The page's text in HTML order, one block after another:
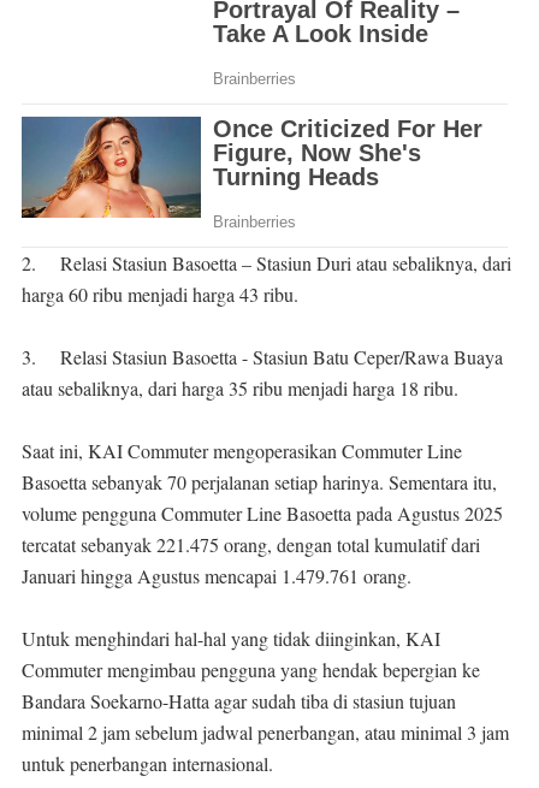
2.
Relasi Stasiun Basoetta – Stasiun Duri atau sebaliknya, dari
harga 60 ribu menjadi harga 43 ribu.
3.
Relasi Stasiun Basoetta - Stasiun Batu Ceper/Rawa Buaya
atau sebaliknya, dari harga 35 ribu menjadi harga 18 ribu.
Saat ini, KAI Commuter mengoperasikan Commuter Line
Basoetta sebanyak 70 perjalanan setiap harinya. Sementara itu,
volume pengguna Commuter Line Basoetta pada Agustus 2025
tercatat sebanyak 221.475 orang, dengan total kumulatif dari
Januari hingga Agustus mencapai 1.479.761 orang.
Untuk menghindari hal-hal yang tidak diinginkan, KAI
Commuter mengimbau pengguna yang hendak bepergian ke
Bandara Soekarno-Hatta agar sudah tiba di stasiun tujuan
minimal 2 jam sebelum jadwal penerbangan, atau minimal 3 jam
untuk penerbangan internasional.